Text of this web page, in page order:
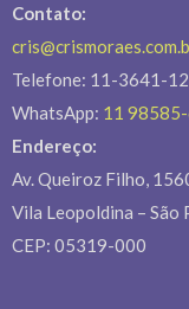
Contato:
Telefone: 11-3641-
WhatsApp: 11
Endereço:
Av. Queiroz Filho,
Vila Leopoldina – São
CEP: 05319-000